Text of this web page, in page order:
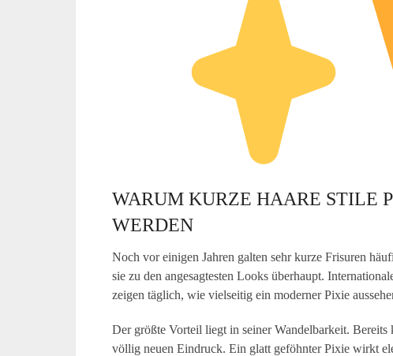
WARUM KURZE HAARE STILE
WERDEN
Noch vor einigen Jahren galten sehr kurze Frisuren
sie zu den angesagtesten Looks überhaupt.
zeigen täglich, wie vielseitig ein moderner Pixie
Der größte Vorteil liegt in seiner Wandelbarkeit.
völlig neuen Eindruck. Ein glatt geföhnter Pixie wirkt